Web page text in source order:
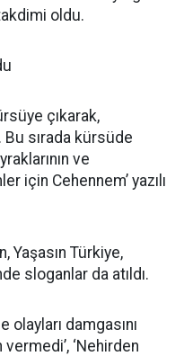
oldu.
çıkarak,
Bu sırada kürsüde
ve
için Cehennem’ yazılı
Yaşasın Türkiye,
sloganlar da atıldı.
olayları damgasını
‘Nehirden